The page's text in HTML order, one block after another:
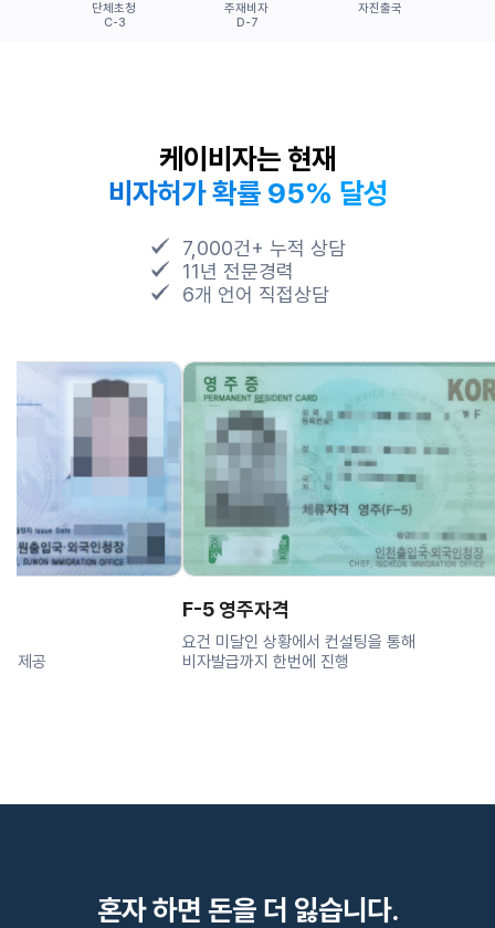
단체초청
C-3
주재비자
D-7
자진출국
케이비자는 현재
비자허가 확률 95% 달성
7,000건+ 누적 상담
11년 전문경력
6개 언어 직접상담
요건 미달인 상황에서 컨설팅을 통해
비자발급까지 한번에 진행
베트남,중국,일본 등
국가별 맞춤 전략 제공
혼자 하면 돈을 더 잃습니다.